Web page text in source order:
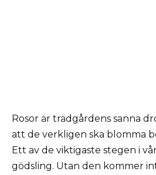
Rosor är trädgårdens sanna
att de verkligen ska blomma
Ett av de viktigaste stegen i
gödsling. Utan den kommer